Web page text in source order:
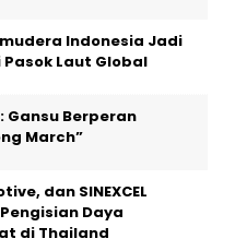
Indonesia Jadi
Laut Global
Gansu Berperan
March”
dan SINEXCEL
Daya
di Thailand